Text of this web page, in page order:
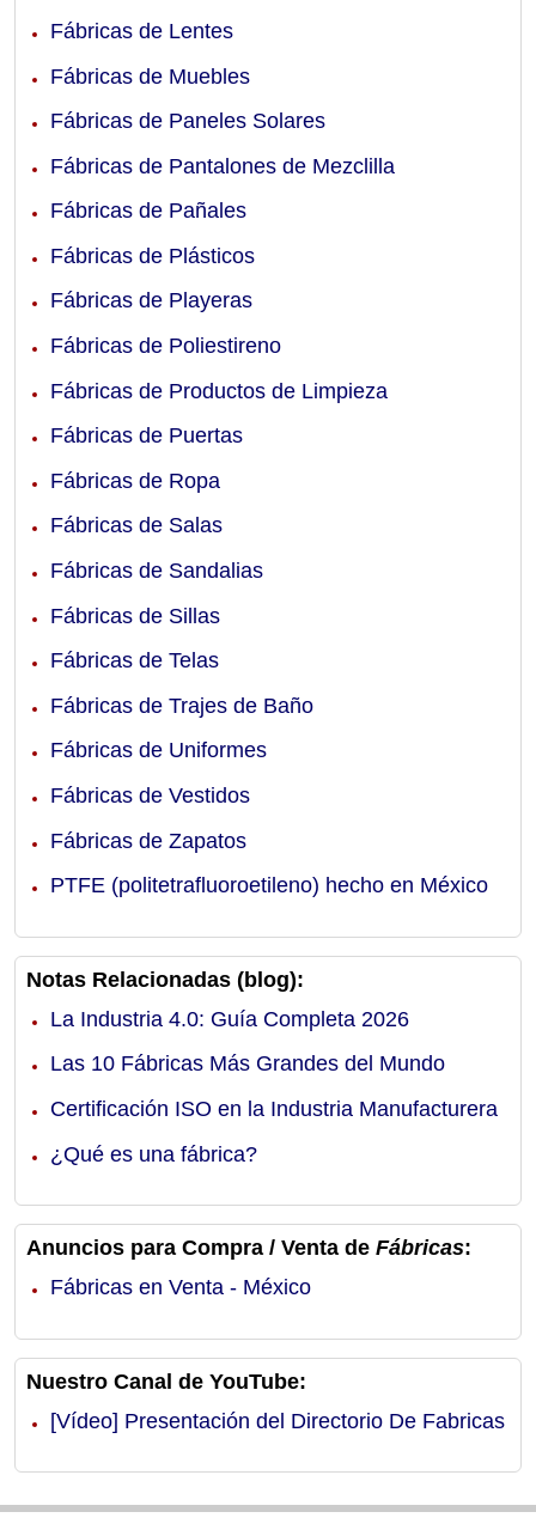
Fábricas de Lentes
Fábricas de Muebles
Fábricas de Paneles Solares
Fábricas de Pantalones de Mezclilla
Fábricas de Pañales
Fábricas de Plásticos
Fábricas de Playeras
Fábricas de Poliestireno
Fábricas de Productos de Limpieza
Fábricas de Puertas
Fábricas de Ropa
Fábricas de Salas
Fábricas de Sandalias
Fábricas de Sillas
Fábricas de Telas
Fábricas de Trajes de Baño
Fábricas de Uniformes
Fábricas de Vestidos
Fábricas de Zapatos
PTFE (politetrafluoroetileno) hecho en México
Notas Relacionadas (blog):
La Industria 4.0: Guía Completa 2026
Las 10 Fábricas Más Grandes del Mundo
Certificación ISO en la Industria Manufacturera
¿Qué es una fábrica?
Anuncios para Compra / Venta de Fábricas:
Fábricas en Venta - México
Nuestro Canal de YouTube:
[Vídeo] Presentación del Directorio De Fabricas